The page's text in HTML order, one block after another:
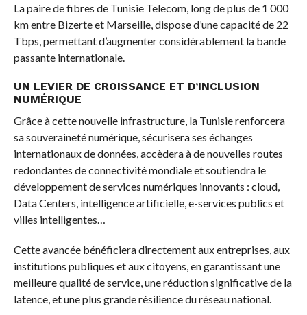
La paire de fibres de Tunisie Telecom, long de plus de 1 000
km entre Bizerte et Marseille, dispose d’une capacité de 22
Tbps, permettant d’augmenter considérablement la bande
passante internationale.
UN LEVIER DE CROISSANCE ET D’INCLUSION
NUMÉRIQUE
Grâce à cette nouvelle infrastructure, la Tunisie renforcera
sa souveraineté numérique, sécurisera ses échanges
internationaux de données, accèdera à de nouvelles routes
redondantes de connectivité mondiale et soutiendra le
développement de services numériques innovants : cloud,
Data Centers, intelligence artificielle, e-services publics et
villes intelligentes…
Cette avancée bénéficiera directement aux entreprises, aux
institutions publiques et aux citoyens, en garantissant une
meilleure qualité de service, une réduction significative de la
latence, et une plus grande résilience du réseau national.